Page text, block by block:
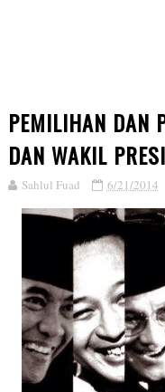
PEMILIHAN DAN
DAN WAKIL
Sahlul Fuad 6/21/2014